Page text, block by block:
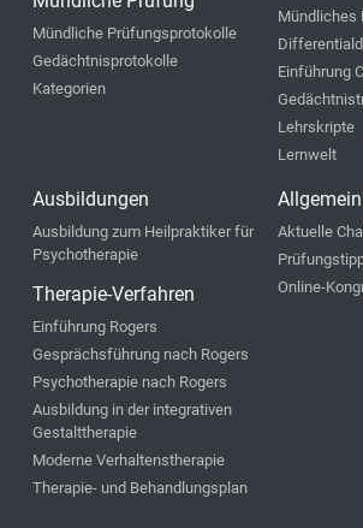
Mündliche Prüfungsprotokolle
Gedächtnisprotokolle
Kategorien
Mündliches
Einführung
Lehrskripte
Lernwelt
Ausbildungen
Ausbildung zum Heilpraktiker für
Psychotherapie
Therapie-Verfahren
Einführung Rogers
Gesprächsführung nach Rogers
Psychotherapie nach Rogers
Ausbildung in der integrativen
Gestalttherapie
Moderne Verhaltenstherapie
Therapie- und Behandlungsplan
Allgemein
Aktuelle
Online-